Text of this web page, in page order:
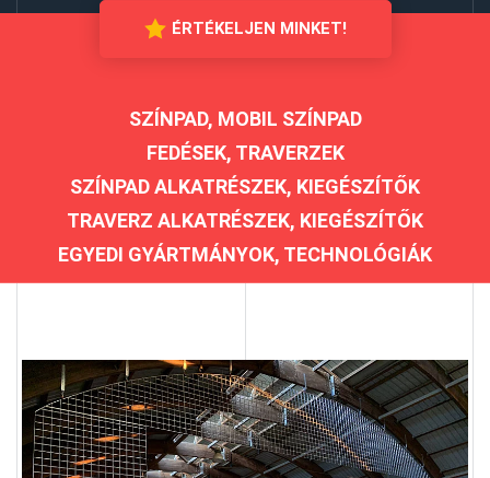
ÉRTÉKELJEN MINKET!
SZÍNPAD, MOBIL SZÍNPAD
FEDÉSEK, TRAVERZEK
SZÍNPAD ALKATRÉSZEK, KIEGÉSZÍTŐK
TRAVERZ ALKATRÉSZEK, KIEGÉSZÍTŐK
EGYEDI GYÁRTMÁNYOK, TECHNOLÓGIÁK